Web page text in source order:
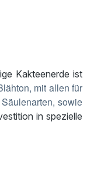
Kakteenerde ist
mit allen für
sowie
in spezielle